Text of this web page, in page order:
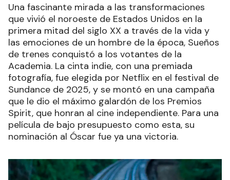
Una fascinante mirada a las transformaciones
que vivió el noroeste de Estados Unidos en la
primera mitad del siglo XX a través de la vida y
las emociones de un hombre de la época, Sueños
de trenes conquistó a los votantes de la
Academia. La cinta indie, con una premiada
fotografía, fue elegida por Netflix en el festival de
Sundance de 2025, y se montó en una campaña
que le dio el máximo galardón de los Premios
Spirit, que honran al cine independiente. Para una
película de bajo presupuesto como esta, su
nominación al Óscar fue ya una victoria.